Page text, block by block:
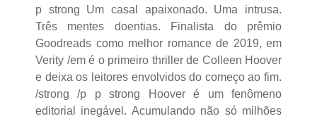
p strong Um casal apaixonado. Uma intrusa.
Três mentes doentias. Finalista do prêmio
Goodreads como melhor romance de 2019, em
Verity /em é o primeiro thriller de Colleen Hoover
e deixa os leitores envolvidos do começo ao fim.
/strong /p p strong Hoover é um fenômeno
editorial inegável. Acumulando não só milhões